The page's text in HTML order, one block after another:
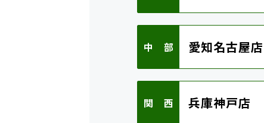
中 部 愛知名古屋店
関 西 兵庫神戸店